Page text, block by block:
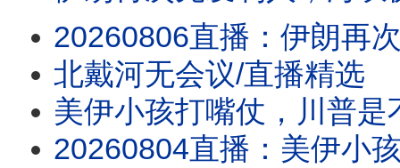
20260806直播：伊朗再次先发制人；海峡协议在即？伊朗要主权加五条件，川
北戴河无会议/直播精选
美伊小孩打嘴仗，川普是不是对谈判有什
20260804直播：美伊小孩打嘴仗，川普是不是对谈判有什么误解？真没招